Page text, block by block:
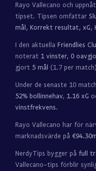
Rayo Vallecano och
tipset. Tipsen omfattar
mål, Korrekt resultat, xG,
I den aktuella Friendlies
noterat 1 vinster, 0
gjort 5 mål (1.7 per
Under de senaste 10
52% bollinnehav, 1.16 xG
vinstfrekvens.
Rayo Vallecano har för
marknadsvärde på
NerdyTips bygger på full
Vallecano-tips förblir